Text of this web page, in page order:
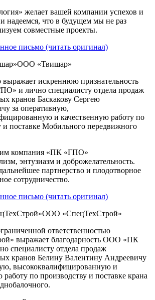
желает вашей компании успехов и
надеемся, что в будущем мы не раз
совместные проекты.
письмо (читать оригинал)
ООО «Твишар»
искреннюю признательность
и лично специалисту отдела продаж
кранов Баскакову Сергею
за оперативную,
и качественную работу по
и поставке Мобильного передвижного
компания «ПК «ГПО»
энтузиазм и доброжелательность.
партнерство и плодотворное
сотрудничество.
письмо (читать оригинал)
ООО «СпецТехСтрой»
ответственностью
выражает благодарность ООО «ПК
специалисту отдела продаж
кранов Белину Валентину Андреевичу
высококвалифицированную и
работу по производству и поставке крана